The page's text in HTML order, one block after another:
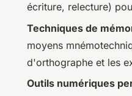
écriture, relecture)
Techniques de
moyens
d'orthographe et les
Outils numériques